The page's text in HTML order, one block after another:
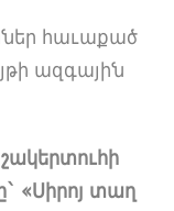
հաւաքած
ազգային
«Սիրոյ տաղ